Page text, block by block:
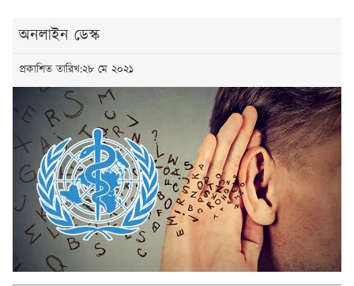
অনলাইন ডেস্ক
প্রকাশিত তারিখ:২৮ মে ২০২১